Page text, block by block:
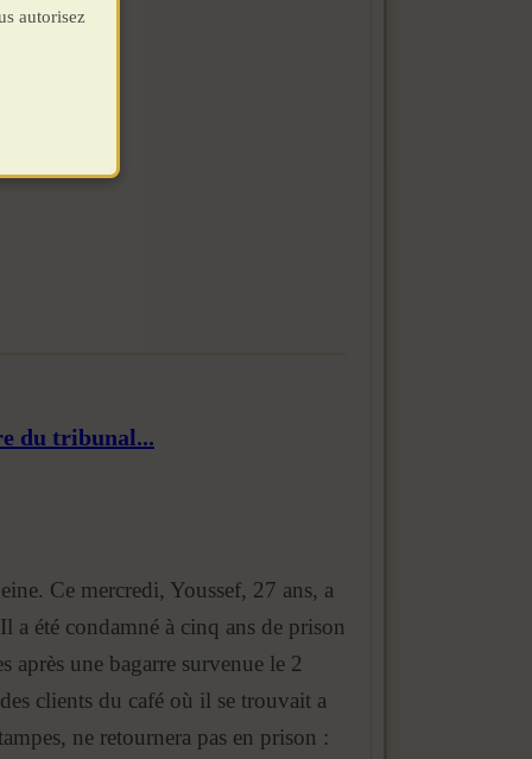
du tribunal...
Ce mercredi, Youssef, 27 ans, a
a été condamné à cinq ans de prison
après une bagarre survenue le 2
clients du café où il se trouvait a
ne retournera pas en prison :
autorisez